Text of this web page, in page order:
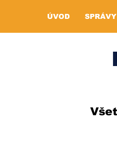
ÚVOD SPRÁVY